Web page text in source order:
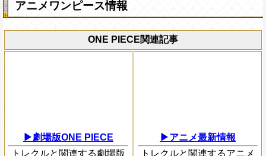
アニメワンピース情報
ONE PIECE関連記事
▶劇場版ONE PIECE
トレクルと関連する劇場版
▶アニメ最新情報
トレクルと関連するアニメ